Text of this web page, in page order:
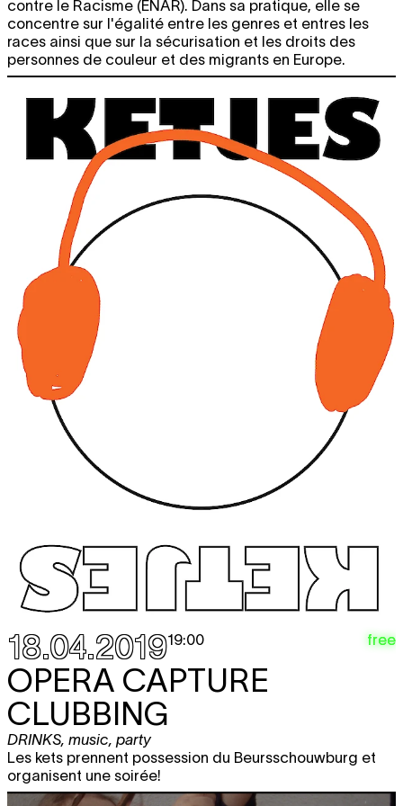
sam.
25.05
CHARLINE TYBERGHEINSoft News
12:00 - 18:00
expo
mer.
CHARLINE TYBERGHEINSoft News
12:00 - 18:00
CHARLINE TYBERGHEIN
12:00 - 18:00
expo
JUIN 2019
CHARLINE TYBERGHEIN
12:00 - 18:00
expo
contre le Racisme (ENAR). Dans sa pratique, elle se
concentre sur l'égalité entre les genres et entres les
races ainsi que sur la sécurisation et les droits des
personnes de couleur et des migrants en Europe.
18.04.201919:00 free
OPERA CAPTURE
CLUBBING
DRINKS music party
Les kets prennent possession du Beursschouwburg et
organisent une soirée!